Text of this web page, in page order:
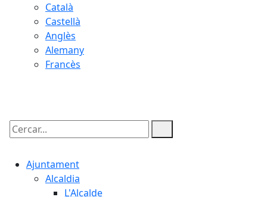
Català
Castellà
Anglès
Alemany
Francès
Cercar:
Ajuntament
Alcaldia
L'Alcalde